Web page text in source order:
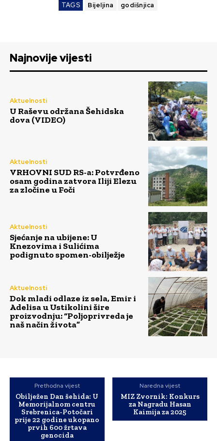
TAGS Bijeljina godišnjica
Najnovije vijesti
Aktuelnosti
U Raševu održana Šehidska
dova (VIDEO)
Aktuelnosti
VRHOVNI SUD RS-a: Potvrđeno
osam godina zatvora Iliji Elezu
za zločine u Foči
Aktuelnosti
Sjećanje na ubijene: U
Knezovima i Sulićima
podignuto spomen-obilježje
Aktuelnosti
Dok mladi odlaze iz sela, Emir i
Adelisa u Ustikolini šire
proizvodnju: “Poljoprivreda je
naš način života”
Prethodna vijest
Obilježen Dan šehida: U
Memorijalnom centru
Srebrenica-Potočari
prije 22 godine ukopano
prvih 600 žrtava
genocida
Naredna vijest
MIZ Zvornik: Konkurs
za Nagradu Hasan
Kaimija za 2025